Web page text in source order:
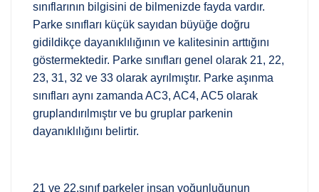
sınıflarının bilgisini de bilmenizde fayda vardır.
Parke sınıfları küçük sayıdan büyüğe doğru
gidildikçe dayanıklılığının ve kalitesinin arttığını
göstermektedir. Parke sınıfları genel olarak 21, 22,
23, 31, 32 ve 33 olarak ayrılmıştır. Parke aşınma
sınıfları aynı zamanda AC3, AC4, AC5 olarak
gruplandırılmıştır ve bu gruplar parkenin
dayanıklılığını belirtir.
21 ve 22.sınıf parkeler insan yoğunluğunun